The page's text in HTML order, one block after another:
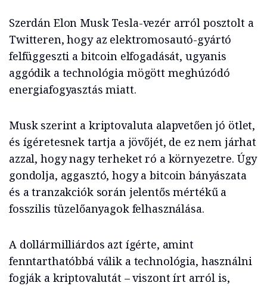
Szerdán Elon Musk Tesla-vezér arról posztolt a
Twitteren, hogy az elektromosautó-gyártó
felfüggeszti a bitcoin elfogadását, ugyanis
aggódik a technológia mögött meghúzódó
energiafogyasztás miatt.
Musk szerint a kriptovaluta alapvetően jó ötlet,
és ígéretesnek tartja a jövőjét, de ez nem járhat
azzal, hogy nagy terheket ró a környezetre. Úgy
gondolja, aggasztó, hogy a bitcoin bányászata
és a tranzakciók során jelentős mértékű a
fosszilis tüzelőanyagok felhasználása.
A dollármilliárdos azt ígérte, amint
fenntarthatóbbá válik a technológia, használni
fogják a kriptovalutát – viszont írt arról is,